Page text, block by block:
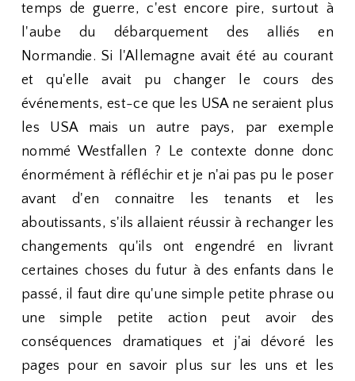
temps de guerre, c'est encore pire, surtout à
l'aube du débarquement des alliés en
Normandie. Si l'Allemagne avait été au courant
et qu'elle avait pu changer le cours des
événements, est-ce que les USA ne seraient plus
les USA mais un autre pays, par exemple
nommé Westfallen ? Le contexte donne donc
énormément à réfléchir et je n'ai pas pu le poser
avant d'en connaitre les tenants et les
aboutissants, s'ils allaient réussir à rechanger les
changements qu'ils ont engendré en livrant
certaines choses du futur à des enfants dans le
passé, il faut dire qu'une simple petite phrase ou
une simple petite action peut avoir des
conséquences dramatiques et j'ai dévoré les
pages pour en savoir plus sur les uns et les